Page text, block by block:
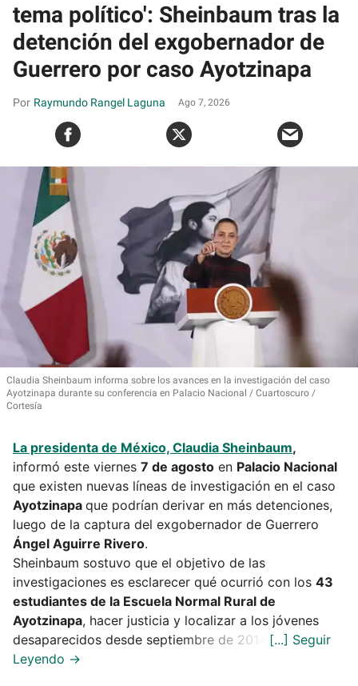
tema político': Sheinbaum tras la
detención del exgobernador de
Guerrero por caso Ayotzinapa
Raymundo Rangel Laguna Ago 7, 2026
Claudia Sheinbaum informa sobre los avances en la investigación del caso
Ayotzinapa durante su conferencia en Palacio Nacional
Cuartoscuro /
Cortesía
La presidenta de México, Claudia Sheinbaum,
informó este viernes 7 de agosto en Palacio Nacional
que existen nuevas líneas de investigación en el caso
Ayotzinapa que podrían derivar en más detenciones,
luego de la captura del exgobernador de Guerrero
Ángel Aguirre Rivero.
Sheinbaum sostuvo que el objetivo de las
investigaciones es esclarecer qué ocurrió con los 43
estudiantes de la Escuela Normal Rural de
Ayotzinapa, hacer justicia y localizar a los jóvenes
desaparecidos desde septiembre de 2014.